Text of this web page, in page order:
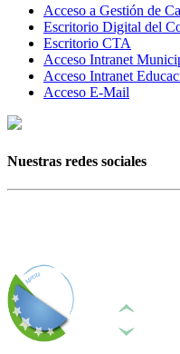
Acceso a Gestión de
Escritorio Digital del
Escritorio CTA
Acceso Intranet
Acceso Intranet
Acceso E-Mail
Nuestras redes sociales